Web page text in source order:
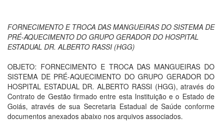
FORNECIMENTO E TROCA DAS MANGUEIRAS DO SISTEMA DE
PRÉ-AQUECIMENTO DO GRUPO GERADOR DO HOSPITAL
ESTADUAL DR. ALBERTO RASSI (HGG)
OBJETO: FORNECIMENTO E TROCA DAS MANGUEIRAS DO
SISTEMA DE PRÉ-AQUECIMENTO DO GRUPO GERADOR DO
HOSPITAL ESTADUAL DR. ALBERTO RASSI (HGG), através do
Contrato de Gestão firmado entre esta Instituição e o Estado de
Goiás, através de sua Secretaria Estadual de Saúde conforme
documentos anexados abaixo nos arquivos associados.